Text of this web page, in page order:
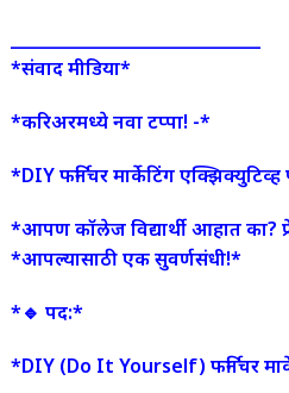
*संवाद मीडिया*
*करिअरमध्ये नवा टप्पा! -*
*DIY फर्निचर मार्केटिंग
*आपण कॉलेज विद्यार्थी आहात का?
*आपल्यासाठी एक सुवर्णसंधी!*
*🔹 पद:*
*DIY (Do It Yourself) फर्निचर